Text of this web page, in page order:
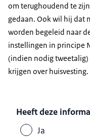
om terughoudend te
gedaan. Ook wil hij dat
worden begeleid naar
instellingen in principe
(indien nodig
krijgen over huisvesting.
Heeft deze
Ja